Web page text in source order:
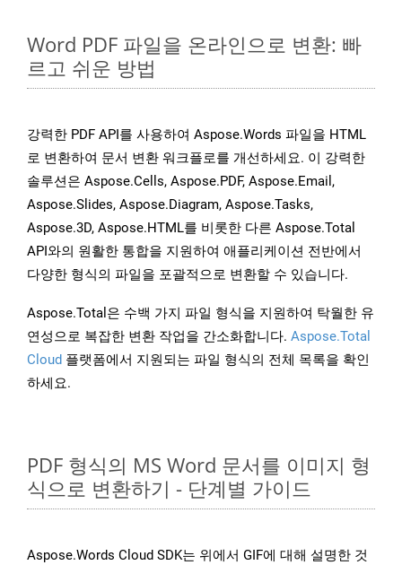
Word PDF 파일을 온라인으로 변환: 빠
르고 쉬운 방법
강력한 PDF API를 사용하여 Aspose.Words 파일을 HTML
로 변환하여 문서 변환 워크플로를 개선하세요. 이 강력한
솔루션은 Aspose.Cells, Aspose.PDF, Aspose.Email,
Aspose.Slides, Aspose.Diagram, Aspose.Tasks,
Aspose.3D, Aspose.HTML를 비롯한 다른 Aspose.Total
API와의 원활한 통합을 지원하여 애플리케이션 전반에서
다양한 형식의 파일을 포괄적으로 변환할 수 있습니다.
Aspose.Total은 수백 가지 파일 형식을 지원하여 탁월한 유
연성으로 복잡한 변환 작업을 간소화합니다. Aspose.Total
Cloud 플랫폼에서 지원되는 파일 형식의 전체 목록을 확인
하세요.
PDF 형식의 MS Word 문서를 이미지 형
식으로 변환하기 - 단계별 가이드
Aspose.Words Cloud SDK는 위에서 GIF에 대해 설명한 것